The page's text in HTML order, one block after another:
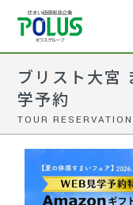
ブリスト大宮
学予約
TOUR RESERVATION